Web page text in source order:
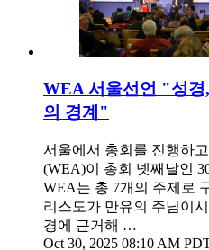
WEA 서울선언 "성경
의 경계"
서울에서 총회를 진행하
(WEA)이 총회 넷째날인
WEA는 총 7개의 주제로
리스도가 만유의 주님이
경에 근거해 …
Oct 30, 2025 08:10 AM